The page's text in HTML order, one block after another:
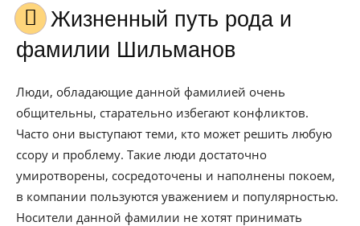
Жизненный путь рода и
фамилии Шильманов
Люди, обладающие данной фамилией очень
общительны, старательно избегают конфликтов.
Часто они выступают теми, кто может решить любую
ссору и проблему. Такие люди достаточно
умиротворены, сосредоточены и наполнены покоем,
в компании пользуются уважением и популярностью.
Носители данной фамилии не хотят принимать